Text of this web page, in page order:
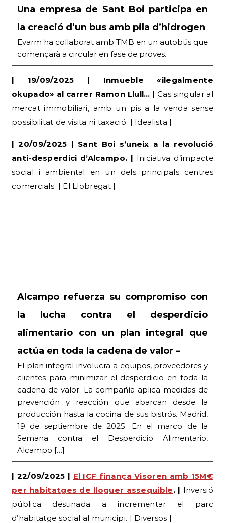
Evarm ha col·laborat amb TMB en un autobús que
| 19/09/2025 | Inmueble «ilegalmente
okupado» al carrer Ramon Llull… |Cas singular al
possibilitat de visita ni taxació. | Idealista |
| 20/09/2025 | Sant Boi s’uneix a la revolució
anti-desperdici d’Alcampo. |Iniciativa d’impacte
comercials. | El Llobregat |
alimentario con un plan integral que
actúa en toda la cadena de valor –
El plan integral involucra a equipos, proveedores y
cadena de valor. La compañía aplica medidas de
prevención y reacción que abarcan desde la
producción hasta la cocina de sus bistrós. Madrid,
19 de septiembre de 2025. En el marco de la
Semana contra el Desperdicio Alimentario,
Alcampo […]
| 22/09/2025 |El ICF finança Visoren amb 15M€
per habitatges de lloguer assequible
d’habitatge social al municipi. | Diversos |
| 24/09/2025 | Curs d’auxiliars de mercat de
Sant Boi s’expandeix a Sant Cugat i Rubí. |